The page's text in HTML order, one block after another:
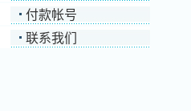
付款帐号
联系我们